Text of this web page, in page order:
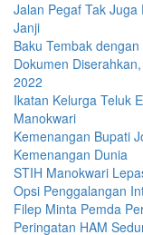
Jalan Pegaf Tak
Janji
Baku Tembak
Dokumen
2022
Ikatan Kelurga Teluk
Manokwari
Kemenangan Bupati
Kemenangan Dunia
STIH Manokwari
Opsi Penggalangan
Filep Minta Pemda
Peringatan HAM